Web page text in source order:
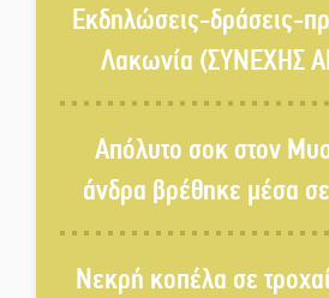
ψυχαγωγία
«Θέρισε» η
Ιούλιο στην
Εκδηλώσεις-δράσεις-
Λακωνία (ΣΥΝΕΧΗΣ
Απόλυτο σοκ στον
άνδρα βρέθηκε μέσα
Νεκρή κοπέλα σε